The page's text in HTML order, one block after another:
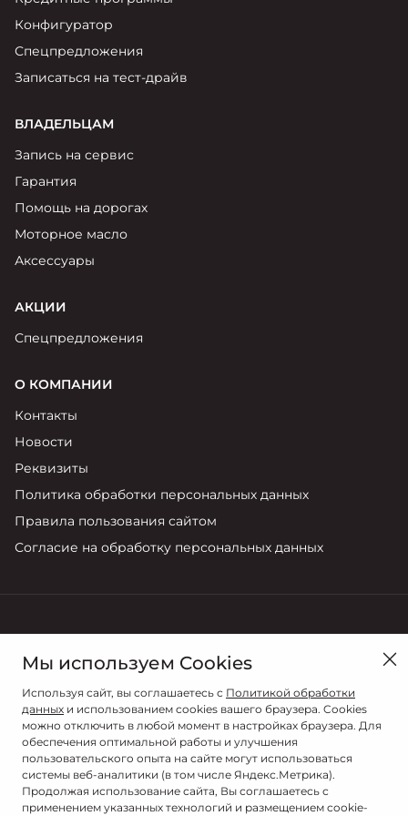
Конфигуратор
Спецпредложения
Записаться на тест-драйв
ВЛАДЕЛЬЦАМ
Запись на сервис
Гарантия
Помощь на дорогах
Моторное масло
Аксессуары
АКЦИИ
Спецпредложения
О КОМПАНИИ
Контакты
Новости
Реквизиты
Политика обработки персональных данных
Правила пользования сайтом
Согласие на обработку персональных данных
+7 (812) 220-46-13 +7 (812) 220-46-13
Мы используем Cookies
Используя сайт, вы соглашаетесь с Политикой обработки
данных и использованием cookies вашего браузера. Cookies
можно отключить в любой момент в настройках браузера. Для
обеспечения оптимальной работы и улучшения
пользовательского опыта на сайте могут использоваться
системы веб-аналитики (в том числе Яндекс.Метрика).
Продолжая использование сайта, Вы соглашаетесь с
применением указанных технологий и размещением cookie-